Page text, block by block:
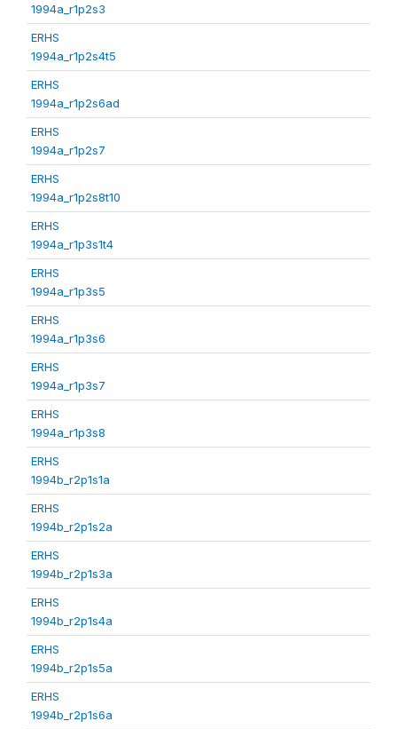
1994a_r1p2s3
ERHS
1994a_r1p2s4t5
ERHS
1994a_r1p2s6ad
ERHS
1994a_r1p2s7
ERHS
1994a_r1p2s8t10
ERHS
1994a_r1p3s1t4
ERHS
1994a_r1p3s5
ERHS
1994a_r1p3s6
ERHS
1994a_r1p3s7
ERHS
1994a_r1p3s8
ERHS
1994b_r2p1s1a
ERHS
1994b_r2p1s2a
ERHS
1994b_r2p1s3a
ERHS
1994b_r2p1s4a
ERHS
1994b_r2p1s5a
ERHS
1994b_r2p1s6a